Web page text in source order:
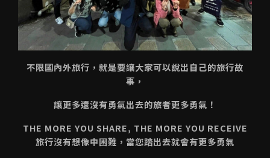
不限國內外旅行，就是要讓大家可以說出自己的旅行故
事，
讓更多還沒有勇氣出去的旅者更多勇氣！
THE MORE YOU SHARE, THE MORE YOU RECEIVE
旅行沒有想像中困難，當您踏出去就會有更多勇氣